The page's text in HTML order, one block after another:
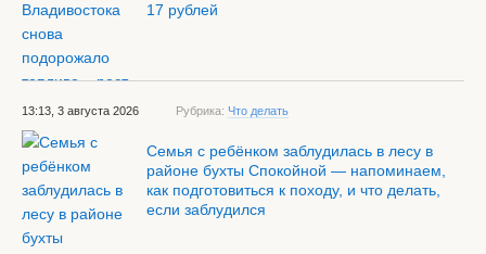
17 рублей
13:13, 3 августа 2026 Рубрика: Что делать
Семья с ребёнком заблудилась в лесу в
районе бухты Спокойной — напоминаем,
как подготовиться к походу, и что делать,
если заблудился